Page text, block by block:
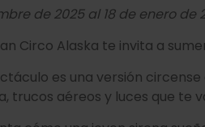
de 2025 al 18 de enero
Circo Alaska te invita a
es una versión
trucos aéreos y luces que te